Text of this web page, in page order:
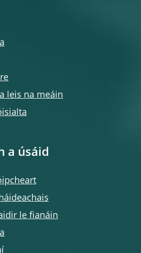
leis na meáin
a úsáid
le fianáin